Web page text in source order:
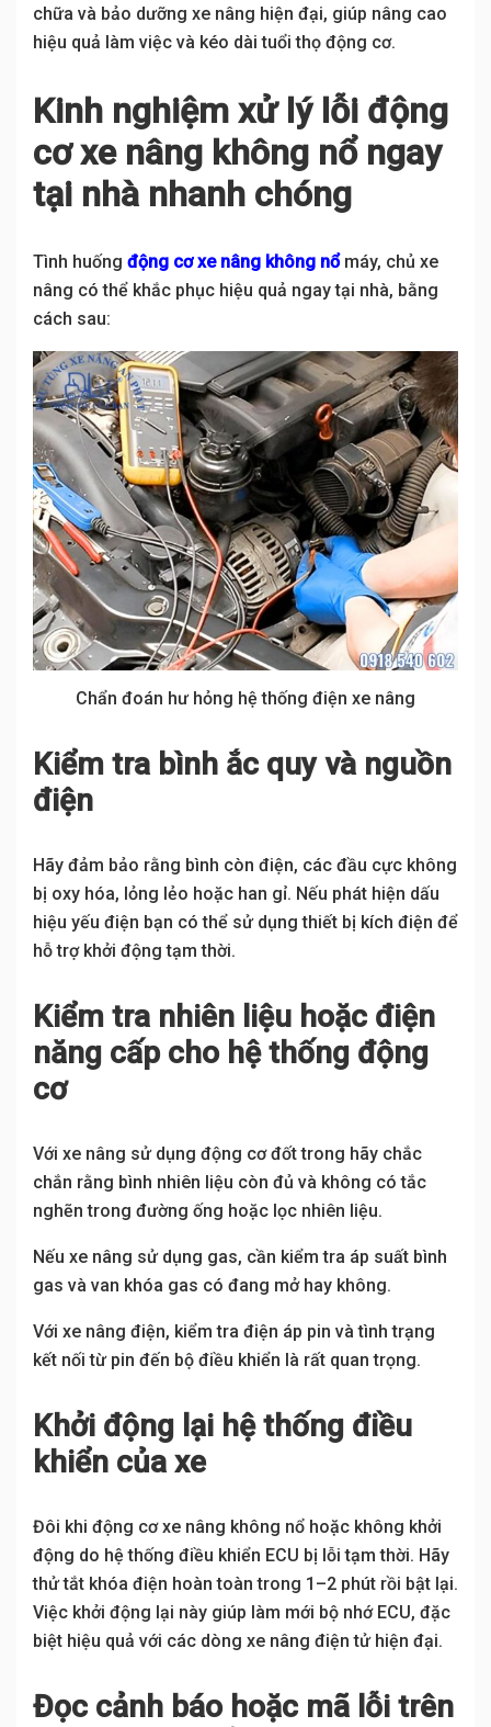
chữa và bảo dưỡng xe nâng hiện đại, giúp nâng cao
hiệu quả làm việc và kéo dài tuổi thọ động cơ.
Kinh nghiệm xử lý lỗi động
cơ xe nâng không nổ ngay
tại nhà nhanh chóng
Tình huống động cơ xe nâng không nổmáy, chủ xe
nâng có thể khắc phục hiệu quả ngay tại nhà, bằng
cách sau:
Chẩn đoán hư hỏng hệ thống điện xe nâng
Kiểm tra bình ắc quy và nguồn
điện
Hãy đảm bảo rằng bình còn điện, các đầu cực không
bị oxy hóa, lỏng lẻo hoặc han gỉ. Nếu phát hiện dấu
hiệu yếu điện bạn có thể sử dụng thiết bị kích điện để
hỗ trợ khởi động tạm thời.
Kiểm tra nhiên liệu hoặc điện
năng cấp cho hệ thống động
cơ
Với xe nâng sử dụng động cơ đốt trong hãy chắc
chắn rằng bình nhiên liệu còn đủ và không có tắc
nghẽn trong đường ống hoặc lọc nhiên liệu.
Nếu xe nâng sử dụng gas, cần kiểm tra áp suất bình
gas và van khóa gas có đang mở hay không.
Với xe nâng điện, kiểm tra điện áp pin và tình trạng
kết nối từ pin đến bộ điều khiển là rất quan trọng.
Khởi động lại hệ thống điều
khiển của xe
Đôi khi động cơ xe nâng không nổ hoặc không khởi
động do hệ thống điều khiển ECU bị lỗi tạm thời. Hãy
thử tắt khóa điện hoàn toàn trong 1–2 phút rồi bật lại.
Việc khởi động lại này giúp làm mới bộ nhớ ECU, đặc
biệt hiệu quả với các dòng xe nâng điện tử hiện đại.
Đọc cảnh báo hoặc mã lỗi trên